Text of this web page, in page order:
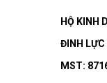
HỘ KINH
ĐINH LỰC
MST: